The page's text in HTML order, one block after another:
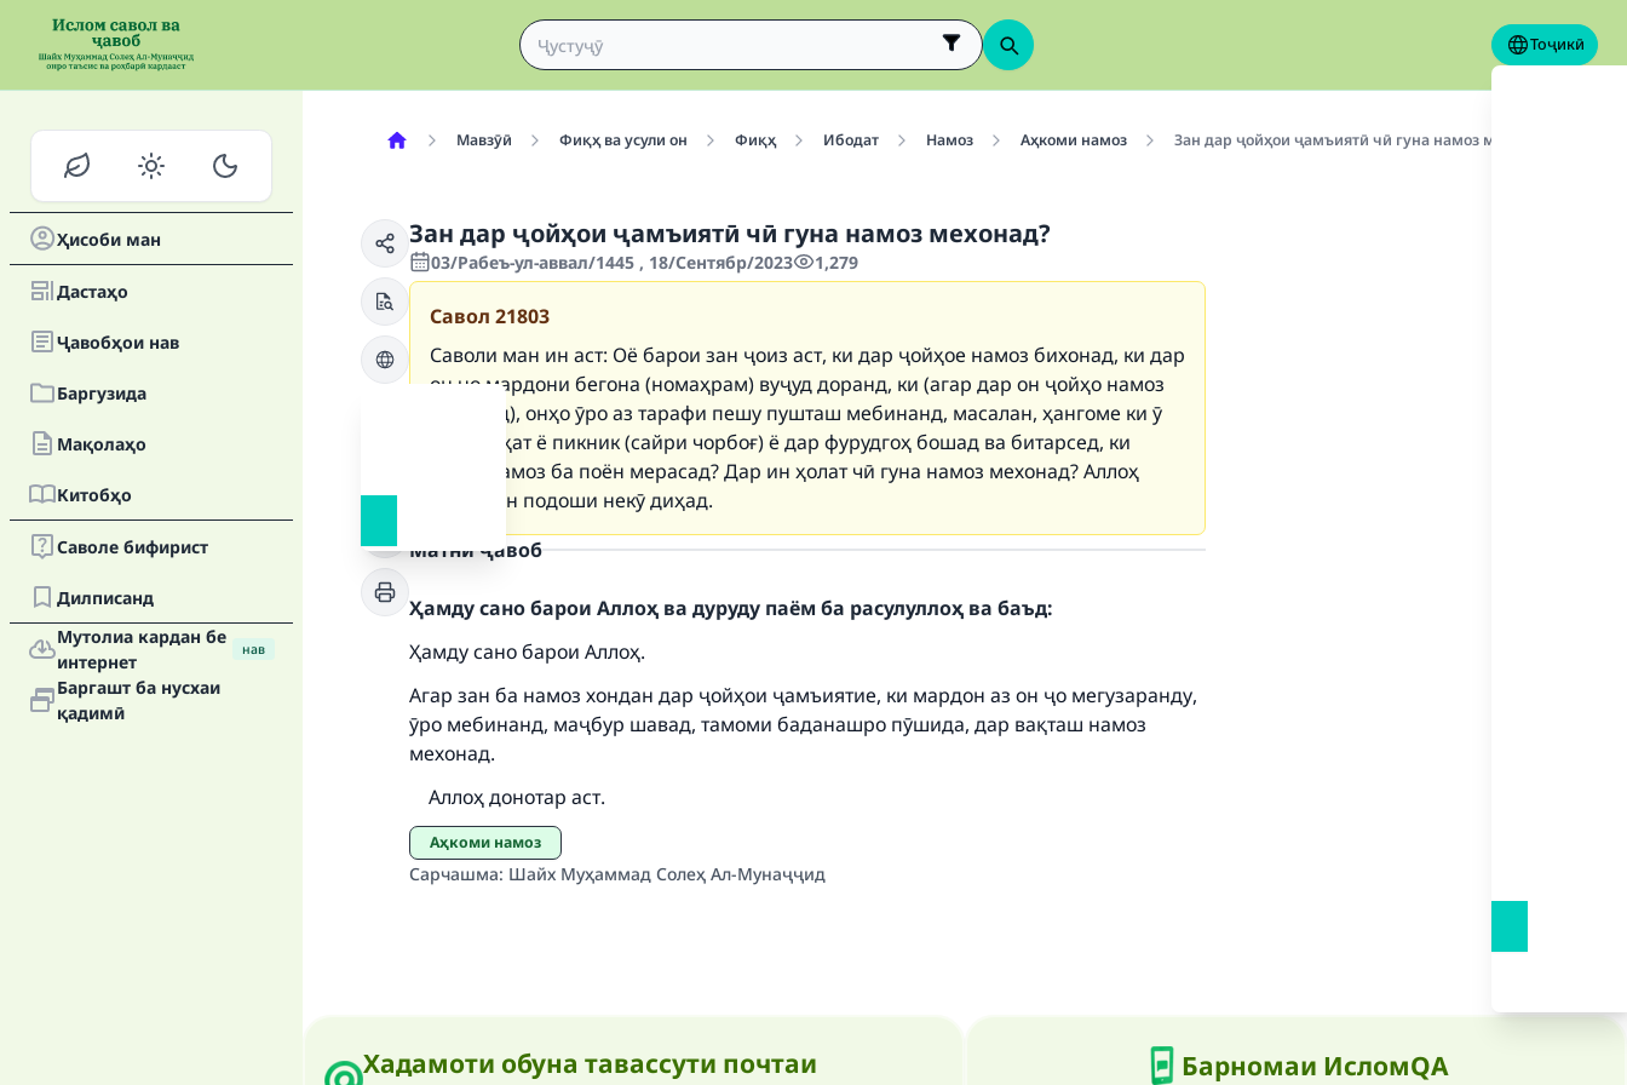
Тоҷикӣ
Ҳисоби ман
Дастаҳо
Ҷавобҳои нав
Баргузида
Мақолаҳо
Китобҳо
Саволе бифирист
Дилписанд
Мутолиа кардан бе
интернет
нав
Баргашт ба нусхаи
қадимӣ
Мавзӯӣ Фиқҳ ва усули он Фиқҳ Ибодат Намоз Аҳкоми намоз Зан дар ҷойҳои ҷамъиятӣ чӣ гуна намоз мехонад?
Зан дар ҷойҳои ҷамъиятӣ чӣ гуна намоз мехонад?
03/Рабеъ-ул-аввал/1445 , 18/Сентябр/2023 1,279
Савол 21803
Саволи ман ин аст: Оё барои зан ҷоиз аст, ки дар ҷойҳое намоз бихонад, ки дар
он ҷо мардони бегона (номаҳрам) вуҷуд доранд, ки (агар дар он ҷойҳо намоз
бихонад), онҳо ӯро аз тарафи пешу пушташ мебинанд, масалан, ҳангоме ки ӯ
дар саёҳат ё пикник (сайри чорбоғ) ё дар фурудгоҳ бошад ва битарсед, ки
вақти намоз ба поён мерасад? Дар ин ҳолат чӣ гуна намоз мехонад? Аллоҳ
бароятон подоши некӯ диҳад.
Матни ҷавоб
Ҳамду сано барои Аллоҳ ва дуруду паём ба расулуллоҳ ва баъд:
Ҳамду сано барои Аллоҳ.
Агар зан ба намоз хондан дар ҷойҳои ҷамъиятие, ки мардон аз он ҷо мегузаранду,
ӯро мебинанд, маҷбур шавад, тамоми баданашро пӯшида, дар вақташ намоз
мехонад.
Аллоҳ донотар аст.
Аҳкоми намоз
Сарчашма: Шайх Муҳаммад Солеҳ Ал-Мунаҷҷид
Хадамоти обуна тавассути почтаи
Барномаи ИсломQA
Make an impact on millions of lives with your
contribution today
Your support is crucial for our mission.
The Prophet (ﷺ) said:
"A person who leads others to doing what is good will earn the
Support IslamQA